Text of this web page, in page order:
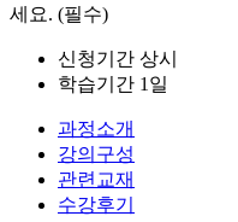
세요. (필수)
신청기간 상시
학습기간 1일
과정소개
강의구성
관련교재
수강후기